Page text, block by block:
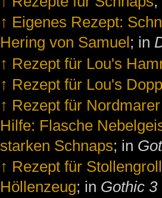
↑ Eigenes Rezept:
Hering von Samuel; in
↑ Rezept für Lou's
↑ Rezept für Lou's
↑ Rezept für
Hilfe: Flasche
starken Schnaps; in
↑ Rezept für
Höllenzeug; in Gothic